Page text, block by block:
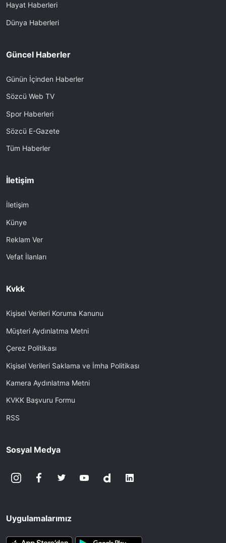
Hayat Haberleri
Dünya Haberleri
Güncel Haberler
Günün İçinden Haberler
Sözcü Web TV
Spor Haberleri
Sözcü E-Gazete
Tüm Haberler
İletişim
İletişim
Künye
Reklam Ver
Vefat İlanları
Kvkk
Kişisel Verileri Koruma Kanunu
Müşteri Aydınlatma Metni
Çerez Politikası
Kişisel Verileri Saklama ve İmha Politikası
Kamera Aydınlatma Metni
KVKK Başvuru Formu
RSS
Sosyal Medya
Uygulamalarımız